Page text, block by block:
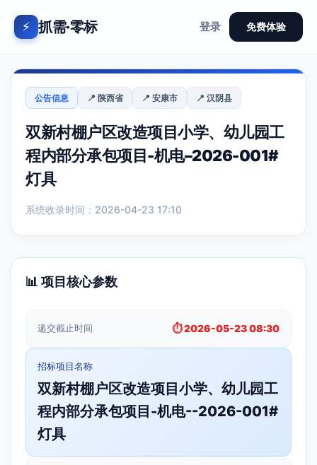
⚡ 抓需·零标 登录 免费体验
公告信息 📍 陕西省 📍 安康市 📍 汉阴县
双新村棚户区改造项目小学、幼儿园工
程内部分承包项目-机电–2026-001#
灯具
系统收录时间：2026-04-23 17:10
📊 项目核心参数
递交截止时间 ⏱️ 2026-05-23 08:30
招标项目名称
双新村棚户区改造项目小学、幼儿园工
程内部分承包项目-机电--2026-001#
灯具